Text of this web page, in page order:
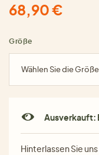
68,90 €
Größe
Wählen Sie die Größe
Ausverkauft:
Hinterlassen Sie